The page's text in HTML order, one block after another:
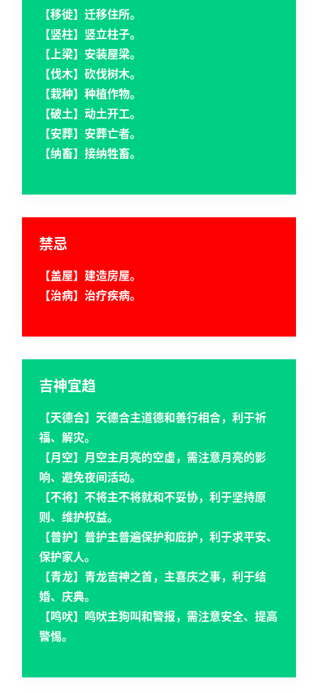
页
登录 注册
【移徙】迁移住所。
【竖柱】竖立柱子。
【上梁】安装屋梁。
【伐木】砍伐树木。
【栽种】种植作物。
【破土】动土开工。
【安葬】安葬亡者。
【纳畜】接纳牲畜。
禁忌
【盖屋】建造房屋。
【治病】治疗疾病。
吉神宜趋
【天德合】天德合主道德和善行相合，利于祈
福、解灾。
【月空】月空主月亮的空虚，需注意月亮的影
响、避免夜间活动。
【不将】不将主不将就和不妥协，利于坚持原
则、维护权益。
【普护】普护主普遍保护和庇护，利于求平安、
保护家人。
【青龙】青龙吉神之首，主喜庆之事，利于结
婚、庆典。
【鸣吠】鸣吠主狗叫和警报，需注意安全、提高
警惕。